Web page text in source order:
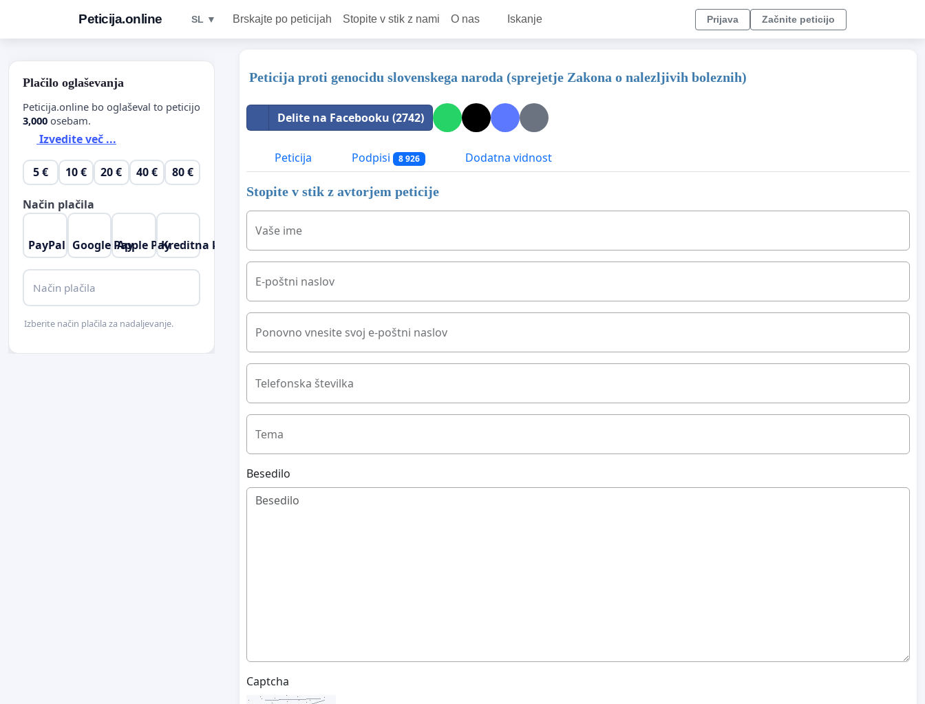
Peticija.online SL ▼ Brskajte po peticijah Stopite v stik z nami O nas Iskanje Prijava Začnite peticijo
Peticija proti genocidu slovenskega naroda (sprejetje Zakona o nalezljivih boleznih)
Delite na Facebooku (2742)
Peticija Podpisi 8 926 Dodatna vidnost
Stopite v stik z avtorjem peticije
Vaše ime
E-poštni naslov
Ponovno vnesite svoj e-poštni naslov
Telefonska številka
Tema
Besedilo
Captcha
Plačilo oglaševanja
Peticija.online bo oglaševal to peticijo
3,000 osebam.
Izvedite več ...
5 € 10 € 20 € 40 € 80 €
Način plačila
PayPal Google PayApple PayKreditna kartica
Način plačila
Izberite način plačila za nadaljevanje.